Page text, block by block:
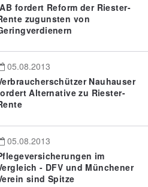
fordert Reform der Riester-
zugunsten von
05.08.2013
Nauhauser
Alternative zu Riester-
05.08.2013
im
- DFV und Münchener
sind Spitze